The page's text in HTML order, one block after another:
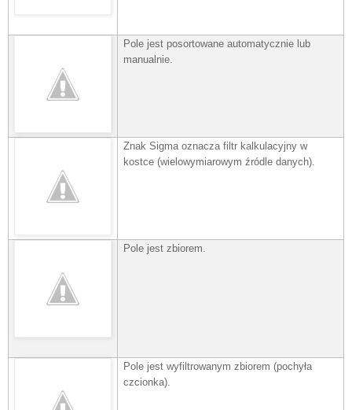
Pole jest posortowane automatycznie lub
manualnie.
Znak Sigma oznacza filtr kalkulacyjny w
kostce (wielowymiarowym źródle danych).
Pole jest zbiorem.
Pole jest wyfiltrowanym zbiorem (pochyła
czcionka).